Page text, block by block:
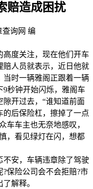
赔造成困扰
查询网 编
度关注，现在他们开车
赔人员就表示，近日他就
时一辆雅阁正跟着一辆
秒钟开始闪烁，雅阁车
开过去，“谁知道前面
的后保险杠，擦掉了一点
车车主也无奈地感叹，
，看见绿灯在闪，想都
安，车辆违章除了驾驶
保险公司会不会拒赔?市
解释。